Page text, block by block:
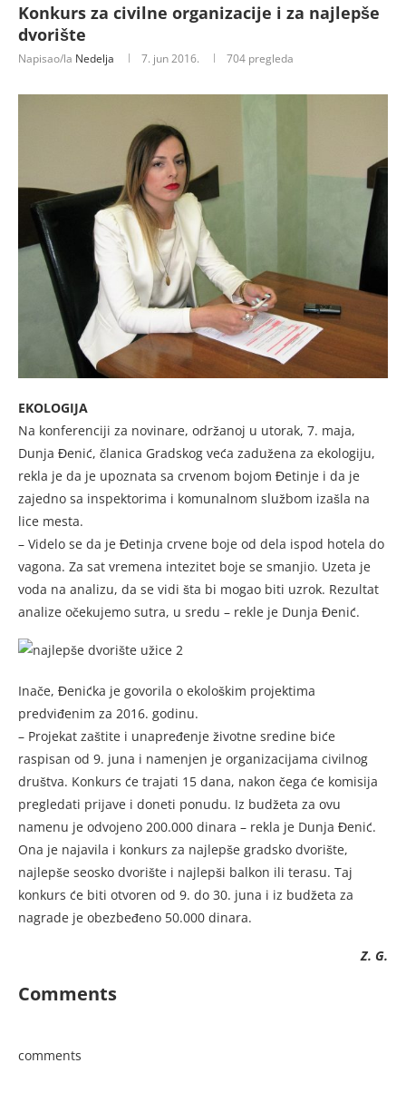
Konkurs za civilne organizacije i za najlepše
dvorište
Napisao/la Nedelja 7. jun 2016. 704 pregleda
EKOLOGIJA
Na konferenciji za novinare, održanoj u utorak, 7. maja,
Dunja Đenić, članica Gradskog veća zadužena za ekologiju,
rekla je da je upoznata sa crvenom bojom Đetinje i da je
zajedno sa inspektorima i komunalnom službom izašla na
lice mesta.
– Videlo se da je Đetinja crvene boje od dela ispod hotela do
vagona. Za sat vremena intezitet boje se smanjio. Uzeta je
voda na analizu, da se vidi šta bi mogao biti uzrok. Rezultat
analize očekujemo sutra, u sredu – rekle je Dunja Đenić.
Inače, Đenićka je govorila o ekološkim projektima
predviđenim za 2016. godinu.
– Projekat zaštite i unapređenje životne sredine biće
raspisan od 9. juna i namenjen je organizacijama civilnog
društva. Konkurs će trajati 15 dana, nakon čega će komisija
pregledati prijave i doneti ponudu. Iz budžeta za ovu
namenu je odvojeno 200.000 dinara – rekla je Dunja Đenić.
Ona je najavila i konkurs za najlepše gradsko dvorište,
najlepše seosko dvorište i najlepši balkon ili terasu. Taj
konkurs će biti otvoren od 9. do 30. juna i iz budžeta za
nagrade je obezbeđeno 50.000 dinara.
Z. G.
Comments
comments